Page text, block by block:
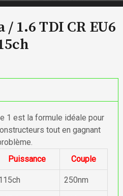
/ 1.6 TDI CR EU6
1 est la formule idéale pour
tout en gagnant
Puissance Couple
250nm